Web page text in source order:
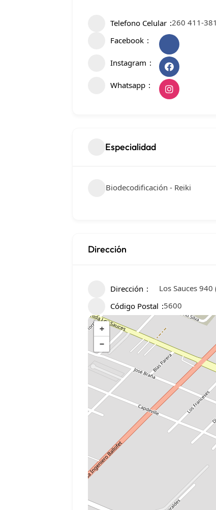
Telefono Celular 260 411-
Facebook
Instagram
Whatsapp
Especialidad
Biodecodificación - Reiki
Dirección
Dirección
Los Sauces
Código Postal 5600
+
−